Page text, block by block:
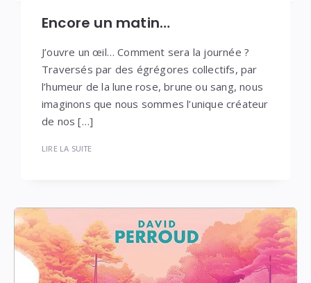
Encore un matin…
J’ouvre un œil… Comment sera la journée ?
Traversés par des égrégores collectifs, par
l’humeur de la lune rose, brune ou sang, nous
imaginons que nous sommes l’unique créateur
de nos […]
LIRE LA SUITE